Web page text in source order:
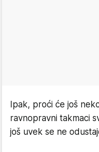
Ipak, proći će još
ravnopravni takmaci
još uvek se ne